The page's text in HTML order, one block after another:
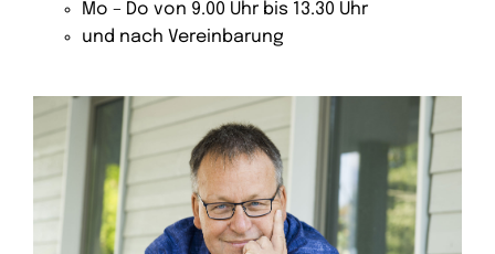
Mo – Do von 9.00 Uhr bis 13.30 Uhr
und nach Vereinbarung